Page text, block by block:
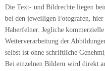
Die Text- und Bildrechte liegen
bei den jeweiligen Fotografen,
Haberfelner. Jegliche
Weiterverarbeitung der
selbst ist ohne schriftliche
Bei einzelnen Bildern wird direkt